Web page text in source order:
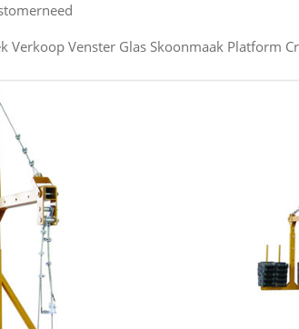
Verkoop Venster Glas Skoonmaak Platform